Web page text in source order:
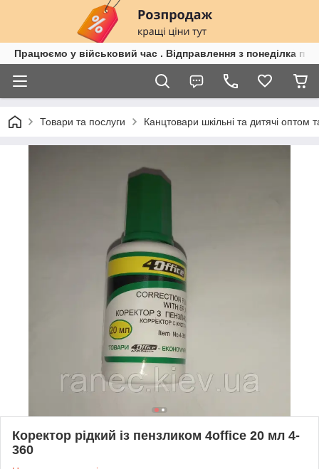
Працюємо у військовий час . Відправлення з понеділка по
Товари та послуги Канцтовари шкільні та дитячі оптом
Коректор рідкий із пензликом 4office 20 мл 4-
360